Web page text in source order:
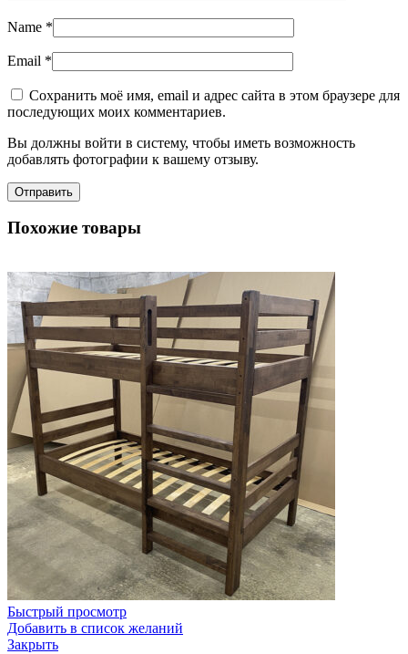
Name *
Email *
Сохранить моё имя, email и адрес сайта в этом браузере для
последующих моих комментариев.
Вы должны войти в систему, чтобы иметь возможность
добавлять фотографии к вашему отзыву.
Похожие товары
Быстрый просмотр
Добавить в список желаний
Закрыть